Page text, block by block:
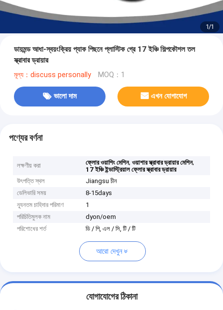
1/1
ডায়মন্ড আধা-স্বয়ংক্রিয় প্যাক পিছনে প্লাস্টিক গ্রে 17 ইঞ্চি শিল্পকৌশল তল
স্ক্রাবার ড্রায়ার
মূল্য：discuss personally MOQ：1
ভালো দাম এখন যোগাযোগ
পণ্যের বর্ণনা
লক্ষণীয় করা ফ্লোর ওয়াশিং মেশিন,ওয়াশার স্ক্রাবার ড্রায়ার মেশিন,
17 ইঞ্চি ইন্ডাস্ট্রিয়াল ফ্লোর স্ক্রাবার ড্রায়ার
উৎপত্তি স্থল
Jiangsu চীন
ডেলিভারি সময়
8-15days
ন্যূনতম চাহিদার পরিমাণ
1
পরিচিতিমুলক নাম
dyon/oem
পরিশোধের শর্ত
ডি / পি, এল / সি, টি / টি
আরো দেখুন
যোগাযোগের ঠিকানা